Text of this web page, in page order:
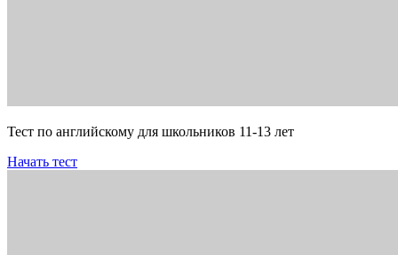
Тест по английскому для школьников 11-13 лет
Начать тест